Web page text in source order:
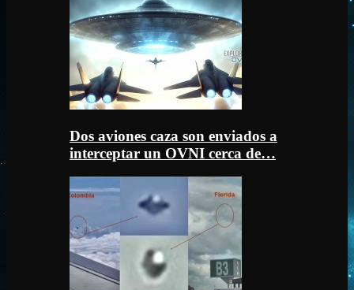
Dos aviones caza son enviados a
interceptar un OVNI cerca de…